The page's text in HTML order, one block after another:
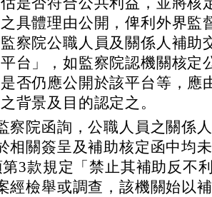
具體理由公開，俾利外界監
監察院公職人員及關係人補
台」，如監察院認機關核定
否仍應公開於該平台等，應
背景及目的認定之。
察院函詢，公職人員之關係
相關簽呈及補助核定函中均
3款規定「禁止其補助反不
經檢舉或調查，該機關始以